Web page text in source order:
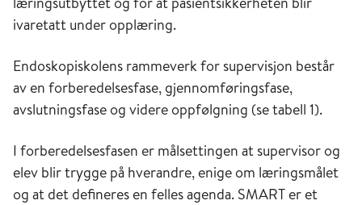
ivaretatt under opplæring.
Endoskopiskolens rammeverk for supervisjon består
av en forberedelsesfase, gjennomføringsfase,
avslutningsfase og videre oppfølgning (se tabell 1).
I forberedelsesfasen er målsettingen at supervisor og
elev blir trygge på hverandre, enige om læringsmålet
og at det defineres en felles agenda. SMART er et